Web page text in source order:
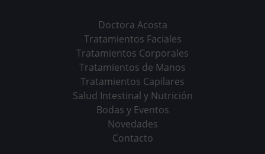
Doctora Acosta
Tratamientos Faciales
Tratamientos Corporales
Tratamientos de Manos
Tratamientos Capilares
Salud Intestinal y Nutrición
Bodas y Eventos
Novedades
Contacto